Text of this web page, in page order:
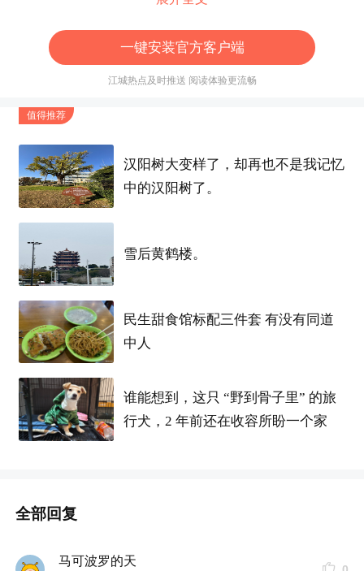
流量时代，替代宽带，适合打工族
办理热线：13387562800
微信号：18627198230
一键安装官方客户端
江城热点及时推送 阅读体验更流畅
值得推荐
汉阳树大变样了，却再也不是我记忆
中的汉阳树了。
雪后黄鹤楼。
民生甜食馆标配三件套 有没有同道
中人
谁能想到，这只 “野到骨子里” 的旅
行犬，2 年前还在收容所盼一个家
全部回复
马可波罗的天